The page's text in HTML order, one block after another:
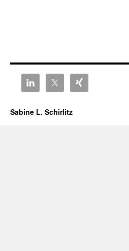
Sabine L. Schirlitz